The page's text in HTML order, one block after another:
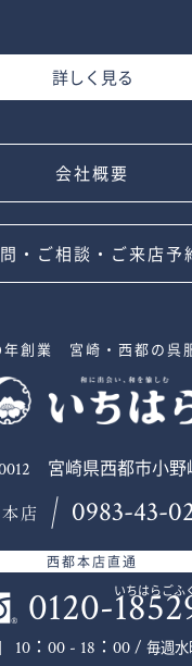
詳しく見る
会社概要
・ご相談・ご来店予
年創業 宮崎・西都の呉
宮崎県西都市小野
店 0983-43-
西都本店直通
0120-いちはらごふ
10：00 - 18：00 / 毎週